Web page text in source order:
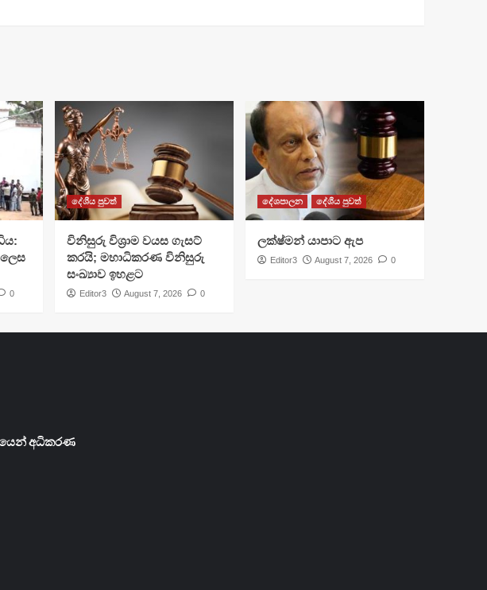
0
දේශීය පුවත්
විනිසුරු විශ්‍රාම වයස ගැසට්
කරයි; මහාධිකරණ විනිසුරු
සංඛ්‍යාව ඉහළට
Editor3 August 7, 2026 0
දේශපාලන දේශීය පුවත්
ලක්ෂ්මන් යාපාට ඇප
Editor3 August 7, 2026 0
අධිකරණ